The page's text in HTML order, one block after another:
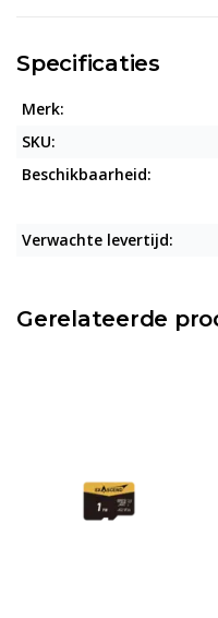
Specificaties
Merk:
SKU:
Beschikbaarheid:
Verwachte levertijd:
Gerelateerde